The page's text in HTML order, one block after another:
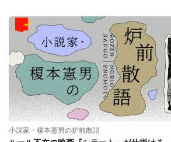
小説家・榎本憲男の炉前散語